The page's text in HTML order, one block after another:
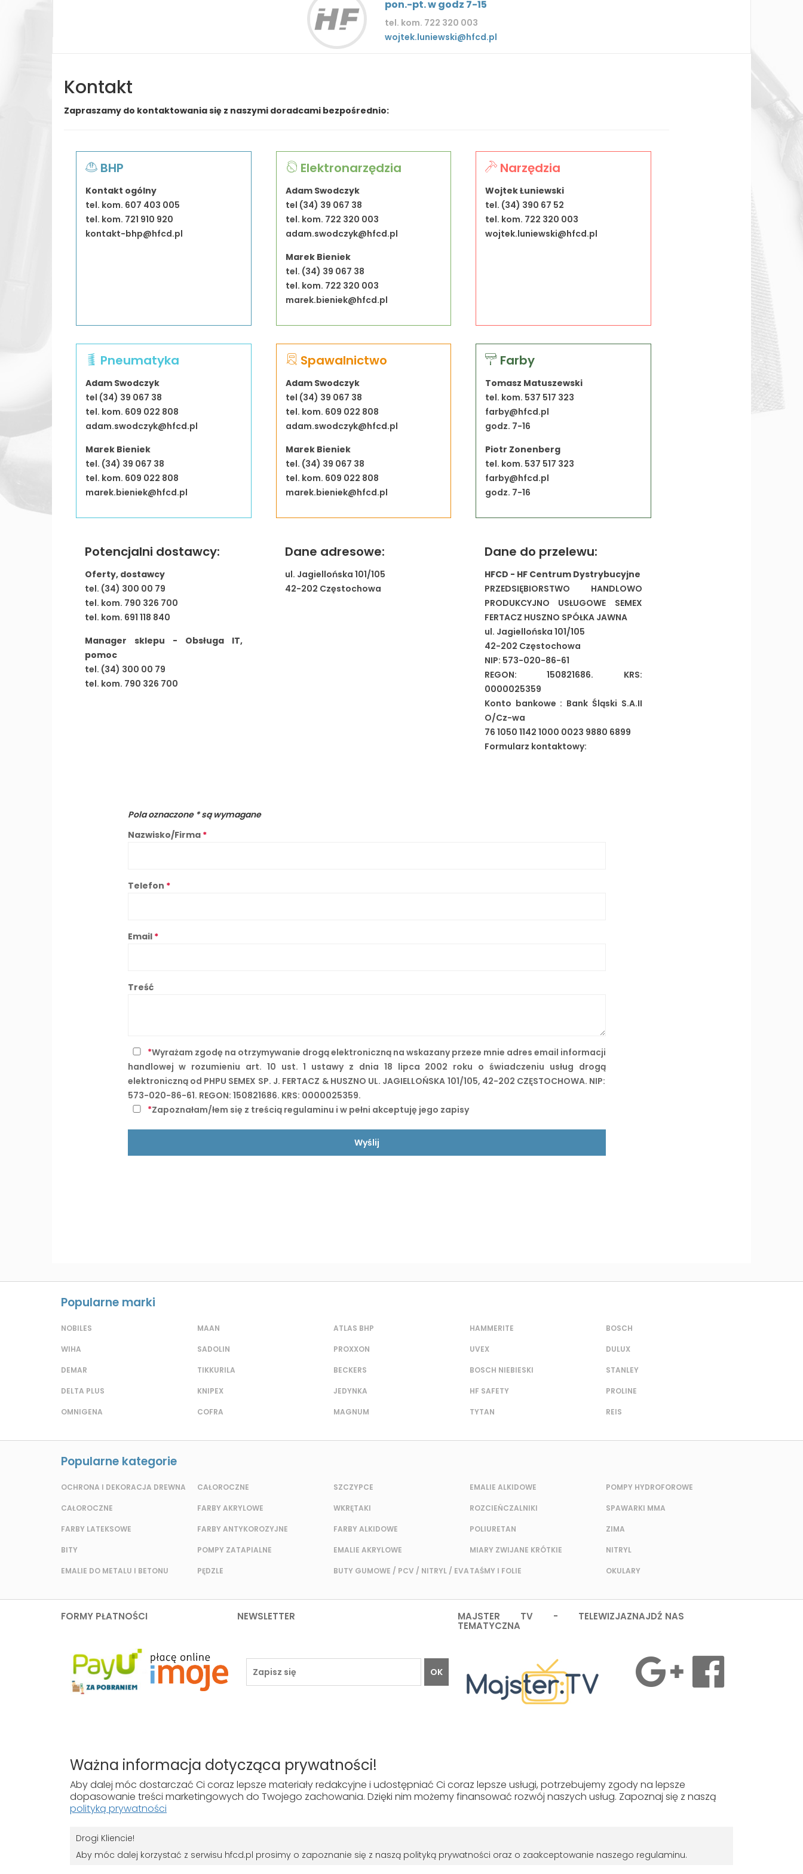
pon.-pt. w godz 7-15
tel. kom. 722 320 003
wojtek.luniewski@hfcd.pl
Kontakt
Zapraszamy do kontaktowania się z naszymi doradcami bezpośrednio:
BHP
Kontakt ogólny
tel. kom. 607 403 005
tel. kom. 721 910 920
kontakt-bhp@hfcd.pl
Elektronarzędzia
Adam Swodczyk
tel (34) 39 067 38
tel. kom. 722 320 003
adam.swodczyk@hfcd.pl
Marek Bieniek
tel. (34) 39 067 38
tel. kom. 722 320 003
marek.bieniek@hfcd.pl
Narzędzia
Wojtek Łuniewski
tel. (34) 390 67 52
tel. kom. 722 320 003
wojtek.luniewski@hfcd.pl
Pneumatyka
Adam Swodczyk
tel (34) 39 067 38
tel. kom. 609 022 808
adam.swodczyk@hfcd.pl
Marek Bieniek
tel. (34) 39 067 38
tel. kom. 609 022 808
marek.bieniek@hfcd.pl
Spawalnictwo
Adam Swodczyk
tel (34) 39 067 38
tel. kom. 609 022 808
adam.swodczyk@hfcd.pl
Marek Bieniek
tel. (34) 39 067 38
tel. kom. 609 022 808
marek.bieniek@hfcd.pl
Farby
Tomasz Matuszewski
tel. kom. 537 517 323
farby@hfcd.pl
godz. 7-16
Piotr Zonenberg
tel. kom. 537 517 323
farby@hfcd.pl
godz. 7-16
Potencjalni dostawcy:
Oferty, dostawcy
tel. (34) 300 00 79
tel. kom. 790 326 700
tel. kom. 691 118 840
Manager sklepu - Obsługa IT,
pomoc
tel. (34) 300 00 79
tel. kom. 790 326 700
Dane adresowe:
ul. Jagiellońska 101/105
42-202 Częstochowa
Dane do przelewu:
HFCD - HF Centrum Dystrybucyjne
PRZEDSIĘBIORSTWO HANDLOWO
PRODUKCYJNO USŁUGOWE SEMEX
FERTACZ HUSZNO SPÓŁKA JAWNA
ul. Jagiellońska 101/105
42-202 Częstochowa
NIP: 573-020-86-61
REGON: 150821686. KRS:
0000025359
Konto bankowe : Bank Śląski S.A.II
O/Cz-wa
76 1050 1142 1000 0023 9880 6899
Formularz kontaktowy:
Pola oznaczone *są wymagane
Nazwisko/Firma *
Telefon *
Email *
Treść
*Wyrażam zgodę na otrzymywanie drogą elektroniczną na wskazany przeze mnie adres email informacji
handlowej w rozumieniu art. 10 ust. 1 ustawy z dnia 18 lipca 2002 roku o świadczeniu usług drogą
elektroniczną od PHPU SEMEX SP. J. FERTACZ & HUSZNO UL. JAGIELLOŃSKA 101/105, 42-202 CZĘSTOCHOWA. NIP:
573-020-86-61. REGON: 150821686. KRS: 0000025359.
*Zapoznałam/łem się z treścią regulaminu i w pełni akceptuję jego zapisy
Popularne marki
NOBILES
WIHA
DEMAR
DELTA PLUS
OMNIGENA
MAAN
SADOLIN
TIKKURILA
KNIPEX
COFRA
ATLAS BHP
PROXXON
BECKERS
JEDYNKA
MAGNUM
HAMMERITE
UVEX
BOSCH NIEBIESKI
HF SAFETY
TYTAN
BOSCH
DULUX
STANLEY
PROLINE
REIS
Popularne kategorie
OCHRONA I DEKORACJA DREWNA
CAŁOROCZNE
FARBY LATEKSOWE
BITY
EMALIE DO METALU I BETONU
CAŁOROCZNE
FARBY AKRYLOWE
FARBY ANTYKOROZYJNE
POMPY ZATAPIALNE
PĘDZLE
SZCZYPCE
WKRĘTAKI
FARBY ALKIDOWE
EMALIE AKRYLOWE
BUTY GUMOWE / PCV / NITRYL / EVA
EMALIE ALKIDOWE
ROZCIEŃCZALNIKI
POLIURETAN
MIARY ZWIJANE KRÓTKIE
TAŚMY I FOLIE
POMPY HYDROFOROWE
SPAWARKI MMA
ZIMA
NITRYL
OKULARY
FORMY PŁATNOŚCI NEWSLETTER
OK
MAJSTER TV - TELEWIZJA
TEMATYCZNA
ZNAJDŹ NAS
Koszty dostawy
Gwarancja i zwroty
Płatności
Zaloguj się
Regulamin
Polityka prywatności
Kontakt
biuro@hfcd.pl
© HFCD - HF Centrum Dystrybucyjne- Wszelkie prawa zastrzeżony
zapisywane na Twoim dysku zmień
Ważna informacja dotycząca prywatności!
Aby dalej móc dostarczać Ci coraz lepsze materiały redakcyjne i udostępniać Ci coraz lepsze usługi, potrzebujemy zgody na lepsze
dopasowanie treści marketingowych do Twojego zachowania. Dzięki nim możemy finansować rozwój naszych usług. Zapoznaj się z naszą
polityką prywatności
Drogi Kliencie!
Aby móc dalej korzystać z serwisu hfcd.pl prosimy o zapoznanie się z naszą polityką prywatności oraz o zaakceptowanie naszego regulaminu.